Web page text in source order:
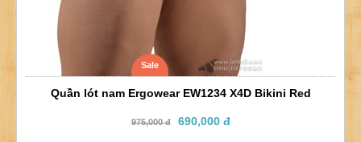
Sale
Quần lót nam Ergowear EW1234 X4D Bikini Red
975,000 đ 690,000 đ